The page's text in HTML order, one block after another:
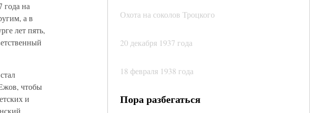
Охота на соколов Троцкого
20 декабря 1937 года
18 февраля 1938 года
Пора разбегаться
года на
а в
лет пять,
чтобы
и